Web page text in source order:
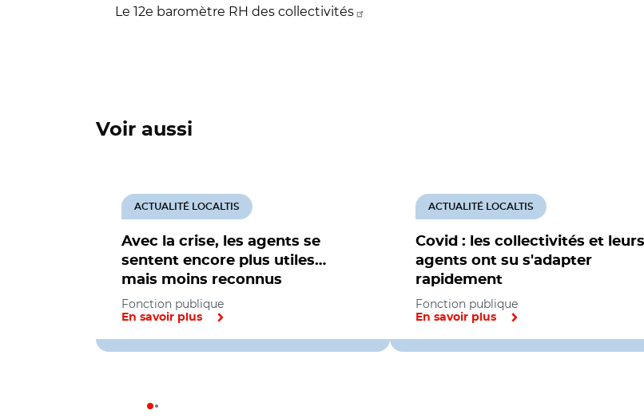
Le 12e baromètre RH des collectivités
Voir aussi
Avec la crise, les agents se
sentent encore plus utiles…
mais moins reconnus
ACTUALITÉ LOCALTIS
Fonction publique
En savoir plus
Covid : les collectivités et leurs
agents ont su s'adapter
rapidement
ACTUALITÉ LOCALTIS
Fonction publique
En savoir plus